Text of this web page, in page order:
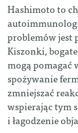
Hashimoto to
problemów jest
Kiszonki,
mogą pomagać
spożywanie
zmniejszać
wspierając tym
i łagodzenie